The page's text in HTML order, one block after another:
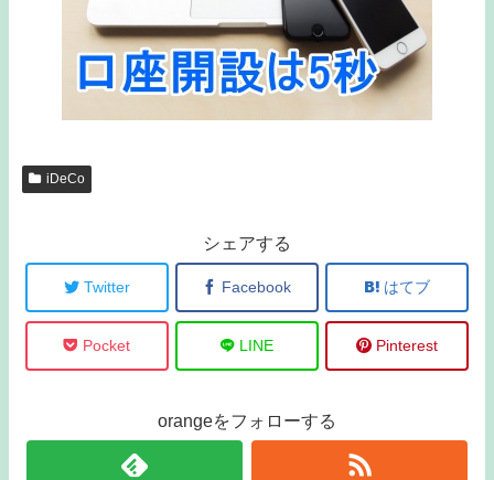
iDeCo
シェアする
Twitter Facebook はてブ
Pocket LINE Pinterest
orangeをフォローする